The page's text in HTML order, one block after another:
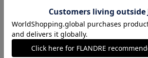
います。予めご了承ください。
■品番
61295006